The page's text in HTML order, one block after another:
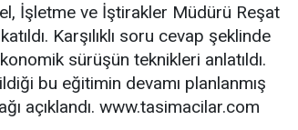
İşletme ve İştirakler Müdürü Reşat
Karşılıklı soru cevap şeklinde
sürüşün teknikleri anlatıldı.
bu eğitimin devamı planlanmış
açıklandı. www.tasimacilar.com